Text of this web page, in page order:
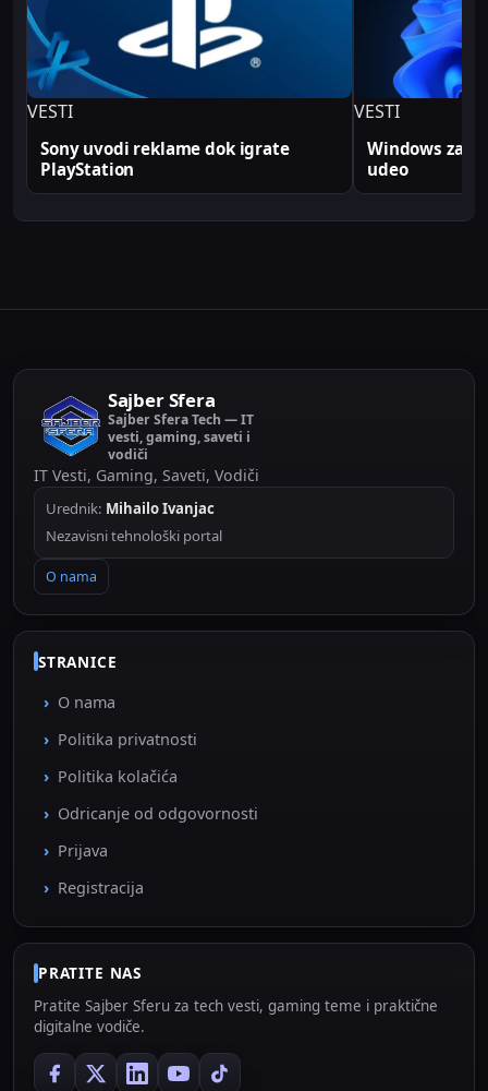
produkcionim implementacijama.
VESTI
Sony uvodi reklame dok igrate
PlayStation
VESTI
Windows
udeo
Sajber Sfera
Sajber Sfera Tech — IT
vesti, gaming, saveti i
vodiči
IT Vesti, Gaming, Saveti, Vodiči
Urednik: Mihailo Ivanjac
Nezavisni tehnološki portal
O nama
STRANICE
O nama
Politika privatnosti
Politika kolačića
Odricanje od odgovornosti
Prijava
Registracija
PRATITE NAS
Pratite Sajber Sferu za tech vesti, gaming teme i praktične
digitalne vodiče.